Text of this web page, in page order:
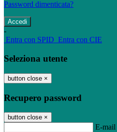
Password dimenticata?
-
Entra con SPID Entra con CIE
Seleziona utente
button close ×
Recupero password
button close ×
E-mail